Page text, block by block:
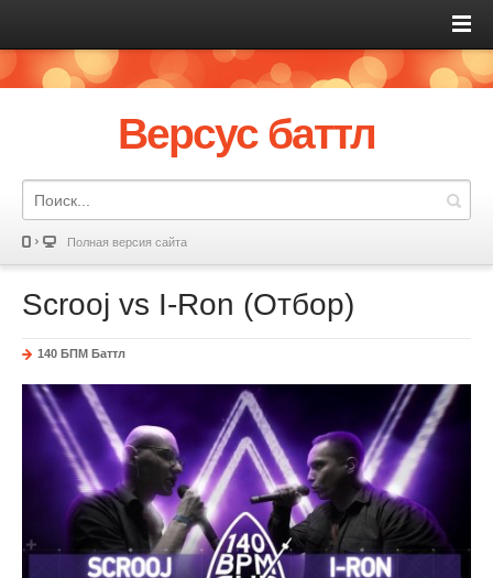
Версус баттл
Полная версия сайта
Scrooj vs I-Ron (Отбор)
140 БПМ Баттл